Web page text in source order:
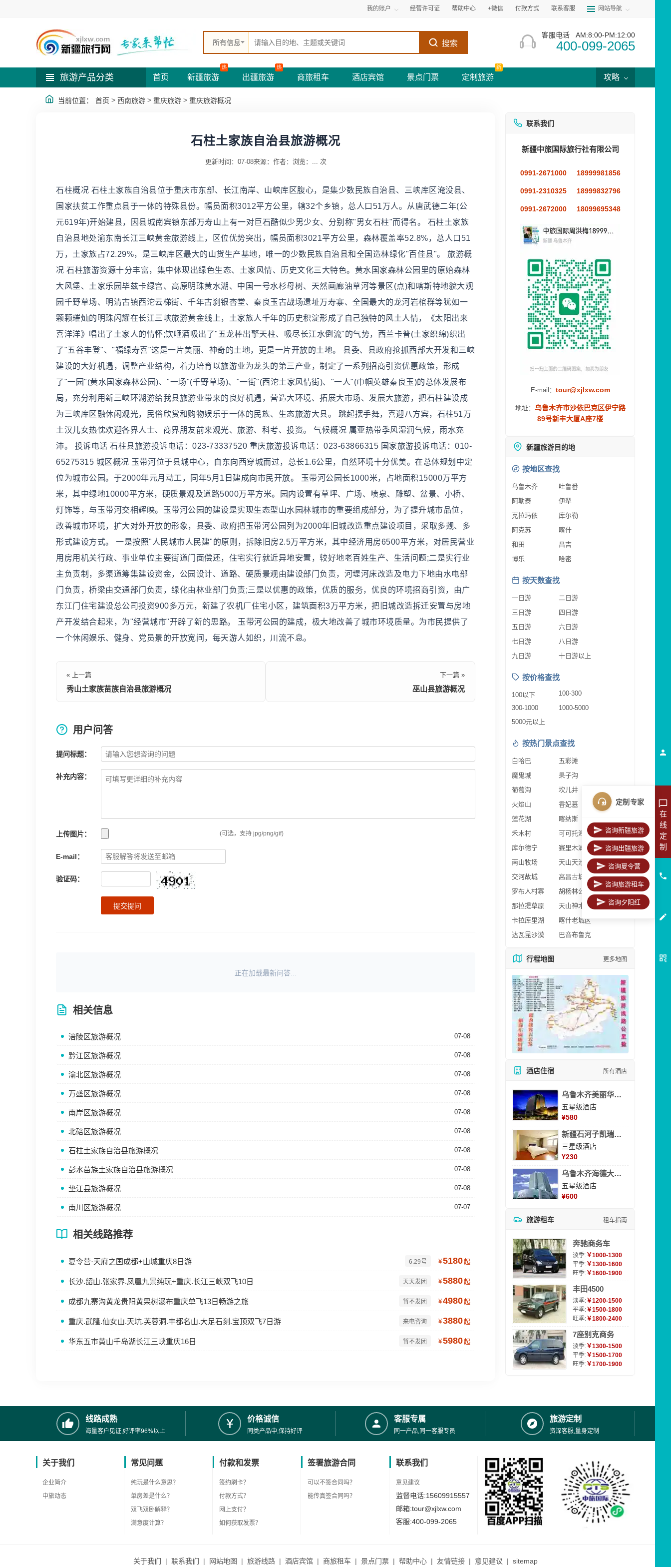
我的账户 经营许可证 帮助中心 +微信 付款方式 联系客服 网站导航
所有信息 搜索
客服电话 AM:8:00-PM:12:00
400-099-2065
旅游产品分类 首页 新疆旅游
热
出疆旅游
热
商旅租车 酒店宾馆 景点门票 定制旅游
新
攻略
当前位置： 首页 > 西南旅游 > 重庆旅游 > 重庆旅游概况
石柱土家族自治县旅游概况
更新时间：07-08来源： 作者： 浏览： ... 次
石柱概况 石柱土家族自治县位于重庆市东部、长江南岸、山峡库区腹心，是集少数民族自治县、三峡库区淹没县、
国家扶贫工作重点县于一体的特殊县份。幅员面积3012平方公里，辖32个乡镇，总人口51万人。从唐武德二年(公
元619年)开始建县，因县城南宾镇东部万寿山上有一对巨石酷似少男少女、分别称"男女石柱"而得名。 石柱土家族
自治县地处渝东南长江三峡黄金旅游线上，区位优势突出，幅员面积3021平方公里，森林覆盖率52.8%，总人口51
万，土家族占72.29%，是三峡库区最大的山货生产基地，唯一的少数民族自治县和全国造林绿化"百佳县"。 旅游概
况 石柱旅游资源十分丰富，集中体现出绿色生态、土家风情、历史文化三大特色。黄水国家森林公园里的原始森林
大风堡、土家乐园毕兹卡绿宫、高原明珠黄水湖、中国一号水杉母树、天然画廊油草河等景区(点)和喀斯特地貌大观
园千野草场、明清古镇西沱云梯街、千年古刹银杏堂、秦良玉古战场遗址万寿寨、全国最大的龙河岩棺群等犹如一
颗颗璀灿的明珠闪耀在长江三峡旅游黄金线上，土家族人千年的历史积淀形成了自己独特的风土人情，《太阳出来
喜洋洋》唱出了土家人的情怀;饮咂酒吸出了"五龙棒出擎天柱、吸尽长江水倒流"的气势，西兰卡普(土家织绵)织出
了"五谷丰登"、"福绿寿喜"这是一片美丽、神奇的土地，更是一片开放的土地。 县委、县政府抢抓西部大开发和三峡
建设的大好机遇，调整产业结构，着力培育以旅游业为龙头的第三产业，制定了一系列招商引资优惠政策，形成
了"一园"(黄水国家森林公园)、"一场"(千野草场)、"一街"(西沱土家风情街)、"一人"(巾帼英雄秦良玉)的总体发展布
局，充分利用新三峡环湖游给我县旅游业带来的良好机遇，营造大环境、拓展大市场、发展大旅游，把石柱建设成
为三峡库区融休闲观光，民俗欣赏和购物娱乐于一体的民族、生态旅游大县。 跳起摆手舞，喜迎八方宾，石柱51万
土汉儿女热忱欢迎各界人士、商界朋友前来观光、旅游、科考、投资。 气候概况 属亚热带季风湿润气候，雨水充
沛。 投诉电话 石柱县旅游投诉电话：023-73337520 重庆旅游投诉电话：023-63866315 国家旅游投诉电话：010-
65275315 城区概况 玉带河位于县城中心，自东向西穿城而过，总长1.6公里，自然环境十分优美。在总体规划中定
位为城市公园。于2000年元月动工，同年5月1日建成向市民开放。 玉带河公园长1000米，占地面积15000万平方
米，其中绿地10000平方米，硬质景观及道路5000万平方米。园内设置有草坪、广场、喷泉、雕塑、盆景、小桥、
灯饰等，与玉带河交相辉映。玉带河公园的建设是实现生态型山水园林城市的重要组成部分，为了提升城市品位，
改善城市环境，扩大对外开放的形象，县委、政府把玉带河公园列为2000年旧城改造重点建设项目，采取多觌、多
形式建设方式。 一是按照"人民城市人民建"的原则，拆除旧房2.5万平方米，其中经济用房6500平方米，对居民营业
用房用机关行政、事业单位主要街道门面偿还，住宅实行就近异地安置，较好地老百姓生产、生活问题;二是实行业
主负责制，多渠道筹集建设资金，公园设计、道路、硬质景观由建设部门负责，河堤河床改造及电力下地由水电部
门负责，桥梁由交通部门负责，绿化由林业部门负责;三是以优惠的政策，优质的服务，优良的环境招商引资，由广
东江门住宅建设总公司投资900多万元，新建了农机厂住宅小区，建筑面积3万平方米，把旧城改造拆迁安置与房地
产开发结合起来，为"经营城市"开辟了新的思路。 玉带河公园的建成，极大地改善了城市环境质量。为市民提供了
一个休闲娱乐、健身、党员景的开放宽间，每天游人如织，川流不息。
« 上一篇
秀山土家族苗族自治县旅游概况
下一篇 »
巫山县旅游概况
用户问答
提问标题：
补充内容：
上传图片： (可选，支持 jpg/png/gif)
E-mail：
验证码：
提交提问
正在加载最新问答...
相关信息
涪陵区旅游概况 07-08
黔江区旅游概况 07-08
渝北区旅游概况 07-08
万盛区旅游概况 07-08
南岸区旅游概况 07-08
北碚区旅游概况 07-08
石柱土家族自治县旅游概况 07-08
彭水苗族土家族自治县旅游概况 07-08
垫江县旅游概况 07-08
南川区旅游概况 07-07
相关线路推荐
夏令营·天府之国成都+山城重庆8日游 6.29号 ¥5180起
长沙.韶山.张家界.凤凰九景纯玩+重庆.长江三峡双飞10日 天天发团 ¥5880起
成都九寨沟黄龙贵阳黄果树瀑布重庆单飞13日畅游之旅 暂不发团 ¥4980起
重庆.武隆.仙女山.天坑.芙蓉洞.丰都名山.大足石刻.宝顶双飞7日游 来电咨询 ¥3880起
华东五市黄山千岛湖长江三峡重庆16日 暂不发团 ¥5980起
联系我们
新疆中旅国际旅行社有限公司
0991-2671000 18999981856
0991-2310325 18999832796
0991-2672000 18099695348
E-mail： tour@xjlxw.com
地址： 乌鲁木齐市沙依巴克区伊宁路
89号新丰大厦A座7楼
新疆旅游目的地
按地区查找
乌鲁木齐
吐鲁番
阿勒泰
伊犁
克拉玛依
库尔勒
阿克苏
喀什
和田
昌吉
博乐
哈密
按天数查找
一日游
二日游
三日游
四日游
五日游
六日游
七日游
八日游
九日游
十日游以上
按价格查找
100以下
100-300
300-1000
1000-5000
5000元以上
按热门景点查找
白哈巴
五彩滩
魔鬼城
果子沟
葡萄沟
坎儿井
火焰山
香妃墓
莲花湖
喀纳斯
禾木村
可可托海
库尔德宁
赛里木湖
南山牧场
天山天池
交河故城
高昌古城
罗布人村寨
胡杨林公园
那拉提草原
天山神木园
卡拉库里湖
喀什老城区
达瓦昆沙漠
巴音布鲁克
行程地图 更多地图
酒店住宿 所有酒店
乌鲁木齐美丽华大酒
五星级酒店
¥580
新疆石河子凯瑞酒店
三星级酒店
¥230
乌鲁木齐海德大酒店
五星级酒店
¥600
旅游租车 租车指南
奔驰商务车
淡季:￥1000-1300
平季:￥1300-1600
旺季:￥1600-1900
丰田4500
淡季:￥1200-1500
平季:￥1500-1800
旺季:￥1800-2400
7座别克商务
淡季:￥1300-1500
平季:￥1500-1700
旺季:￥1700-1900
线路成熟
海量客户见证,好评率96%以上
价格诚信
同类产品中,保持好评
客服专属
同一产品,同一客服专员
旅游定制
资深客服,量身定制
关于我们
企业简介
中旅动态
常见问题
纯玩是什么意思？
单房差是什么？
双飞双卧解释？
满意度计算？
付款和发票
签约刷卡？
付款方式？
网上支付？
如何获取发票？
签署旅游合同
可以不签合同吗？
能传真签合同吗？
联系我们
意见建议
监督电话:15609915557
邮箱:tour@xjlxw.com
客服:400-099-2065
关于我们 | 联系我们 | 网站地图 | 旅游线路 | 酒店宾馆 | 商旅租车 | 景点门票 | 帮助中心 | 友情链接 | 意见建议 | sitemap
在
线
定
制
定制专家
咨询新疆旅游
咨询出疆旅游
咨询夏令营
咨询旅游租车
咨询夕阳红